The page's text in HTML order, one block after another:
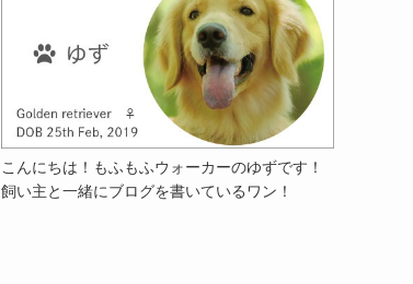
こんにちは！もふもふウォーカーのゆずです！
飼い主と一緒にブログを書いているワン！